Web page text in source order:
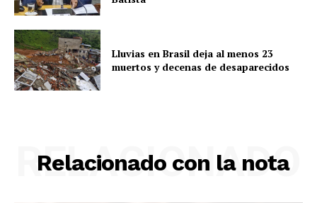
Lluvias en Brasil deja al menos 23
muertos y decenas de desaparecidos
Relacionado con la nota
RELACIONADO